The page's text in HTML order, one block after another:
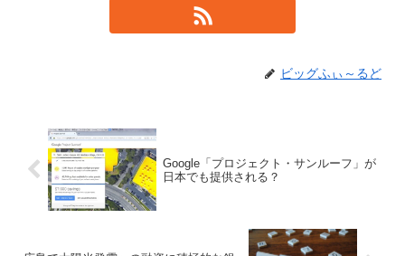
ビッグふぃ～るど
Google「プロジェクト・サンルーフ」が
日本でも提供される？